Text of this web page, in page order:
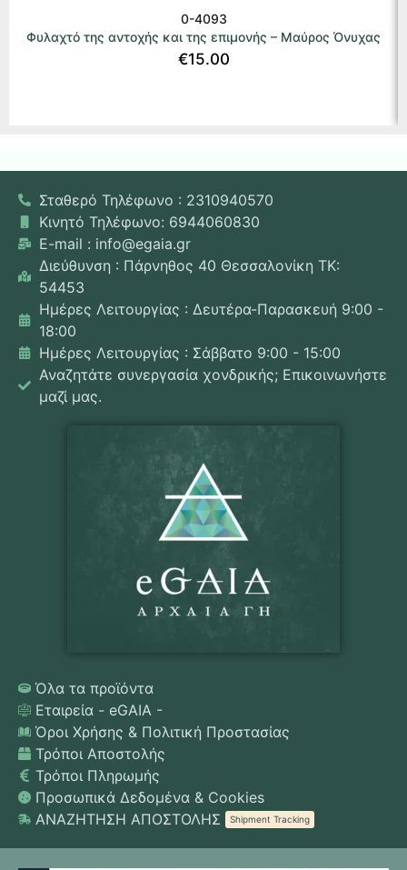
0-4093
Φυλαχτό της αντοχής και της επιμονής – Μαύρος Όνυχας
€15.00
Σταθερό Τηλέφωνο : 2310940570
Κινητό Τηλέφωνο: 6944060830
E-mail : info@egaia.gr
Διεύθυνση : Πάρνηθος 40 Θεσσαλονίκη ΤΚ:
54453
Ημέρες Λειτουργίας : Δευτέρα-Παρασκευή 9:00 -
18:00
Ημέρες Λειτουργίας : Σάββατο 9:00 - 15:00
Αναζητάτε συνεργασία χονδρικής; Επικοινωνήστε
μαζί μας.
Όλα τα προϊόντα
Εταιρεία - eGAIA -
Όροι Χρήσης & Πολιτική Προστασίας
Τρόποι Αποστολής
Τρόποι Πληρωμής
Προσωπικά Δεδομένα & Cookies
ΑΝΑΖΗΤΗΣΗ ΑΠΟΣΤΟΛΗΣ
Shipment Tracking